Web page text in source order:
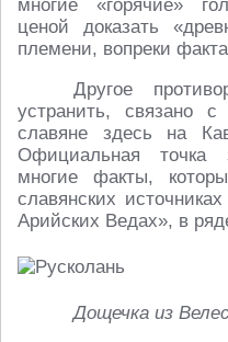
многие «горячие»
ценой доказать
племени, вопреки
Другое
устранить, связано
славяне здесь на
Официальная точка
многие факты,
славянских
Арийских Ведах», в
Дощечка из